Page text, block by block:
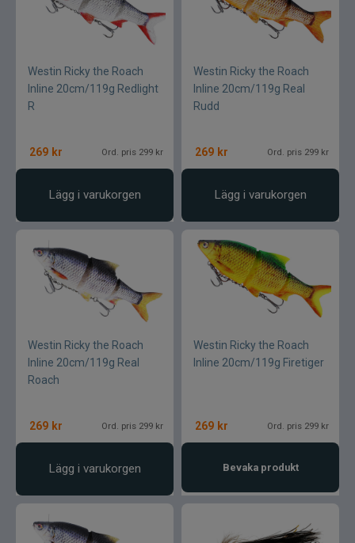
Westin Ricky the Roach
Inline 20cm/119g Redlight
R
269 kr Ord. pris 299 kr
Lägg i varukorgen
Westin Ricky the Roach
Inline 20cm/119g Real
Rudd
269 kr Ord. pris 299 kr
Lägg i varukorgen
Westin Ricky the Roach
Inline 20cm/119g Real
Roach
269 kr Ord. pris 299 kr
Lägg i varukorgen
Westin Ricky the Roach
Inline 20cm/119g Firetiger
269 kr Ord. pris 299 kr
Bevaka produkt